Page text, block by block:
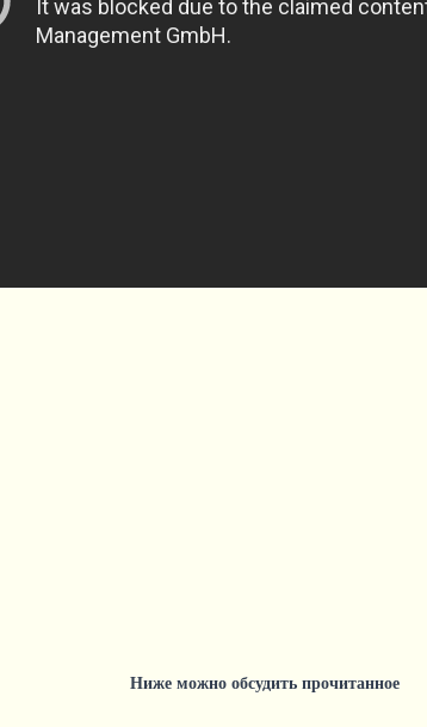
Ниже можно обсудить прочитанное